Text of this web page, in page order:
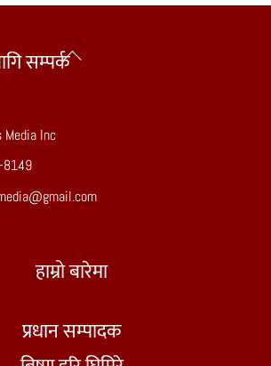
Back
सम्पर्क
Media Inc
हाम्रो बारेमा
प्रधान सम्पादक